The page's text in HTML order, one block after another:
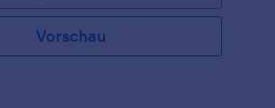
Vorschau